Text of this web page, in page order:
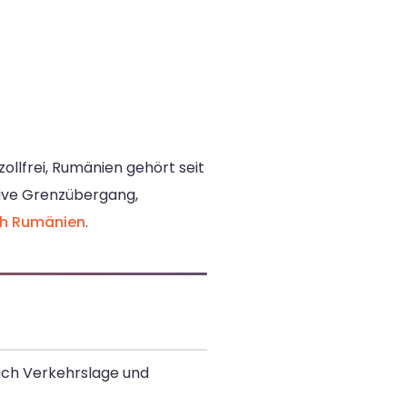
Rumänien gehört seit
Grenzübergang,
Rumänien.
Verkehrslage und